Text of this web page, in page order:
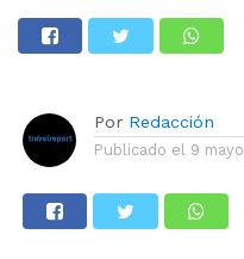
Por Redacción
Publicado el 9